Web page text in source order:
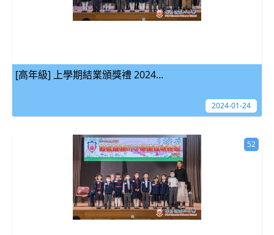
[高年級] 上學期結業頒獎禮 2024...
2024-01-24
52